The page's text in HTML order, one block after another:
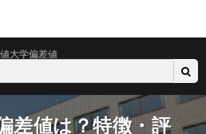
大学偏差値
差値は？特徴・評